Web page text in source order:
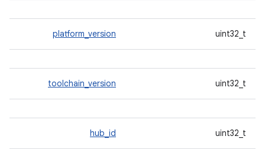
uint32_t
platform_version
uint32_t
toolchain_version
uint32_t
hub_id